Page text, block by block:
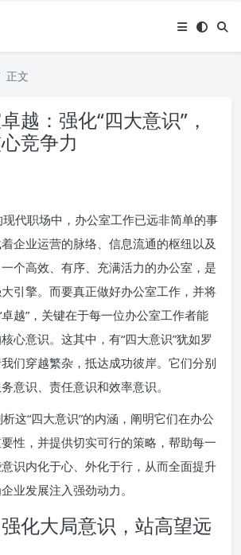
正文
越：强化“四大意识”，
竞争力
代职场中，办公室工作已远非简单的事
企业运营的脉络、信息流通的枢纽以及
个高效、有序、充满活力的办公室，是
引擎。而要真正做好办公室工作，并将
卓越”，关键在于每一位办公室工作者能
心意识。这其中，有“四大意识”犹如罗
们穿越繁杂，抵达成功彼岸。它们分别
意识、责任意识和效率意识。
这“四大意识”的内涵，阐明它们在办公
性，并提供切实可行的策略，帮助每一
识内化于心、外化于行，从而全面提升
业发展注入强劲动力。
化大局意识，站高望远